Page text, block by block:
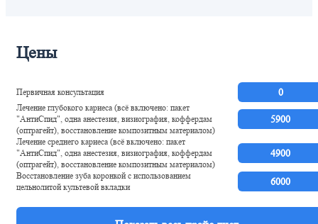
Цены
Первичная консультация 0
Лечение глубокого кариеса (всё включено: пакет
"АнтиСпид", одна анестезия, визиография, коффердам
(оптрагейт), восстановление композитным материалом)
5900
Лечение среднего кариеса (всё включено: пакет
"АнтиСпид", одна анестезия, визиография, коффердам
(оптрагейт), восстановление композитным материалом)
4900
Восстановление зуба коронкой с использованием
цельнолитой культевой вкладки
6000